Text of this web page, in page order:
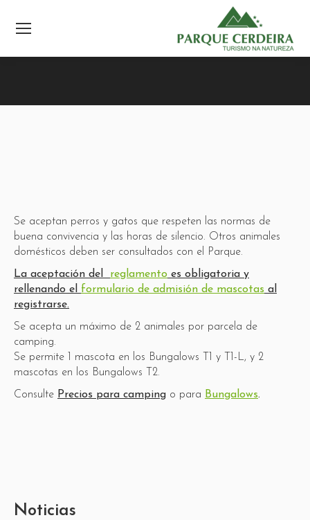
Se aceptan perros y gatos que respeten las normas de
buena convivencia y las horas de silencio. Otros animales
domésticos deben ser consultados con el Parque.
La aceptación del reglamento es obligatoria y
rellenando el formulario de admisión de mascotas al
registrarse.
Se acepta un máximo de 2 animales por parcela de
camping.
Se permite 1 mascota en los Bungalows T1 y T1-L, y 2
mascotas en los Bungalows T2.
Consulte Precios para camping o para Bungalows.
Noticias